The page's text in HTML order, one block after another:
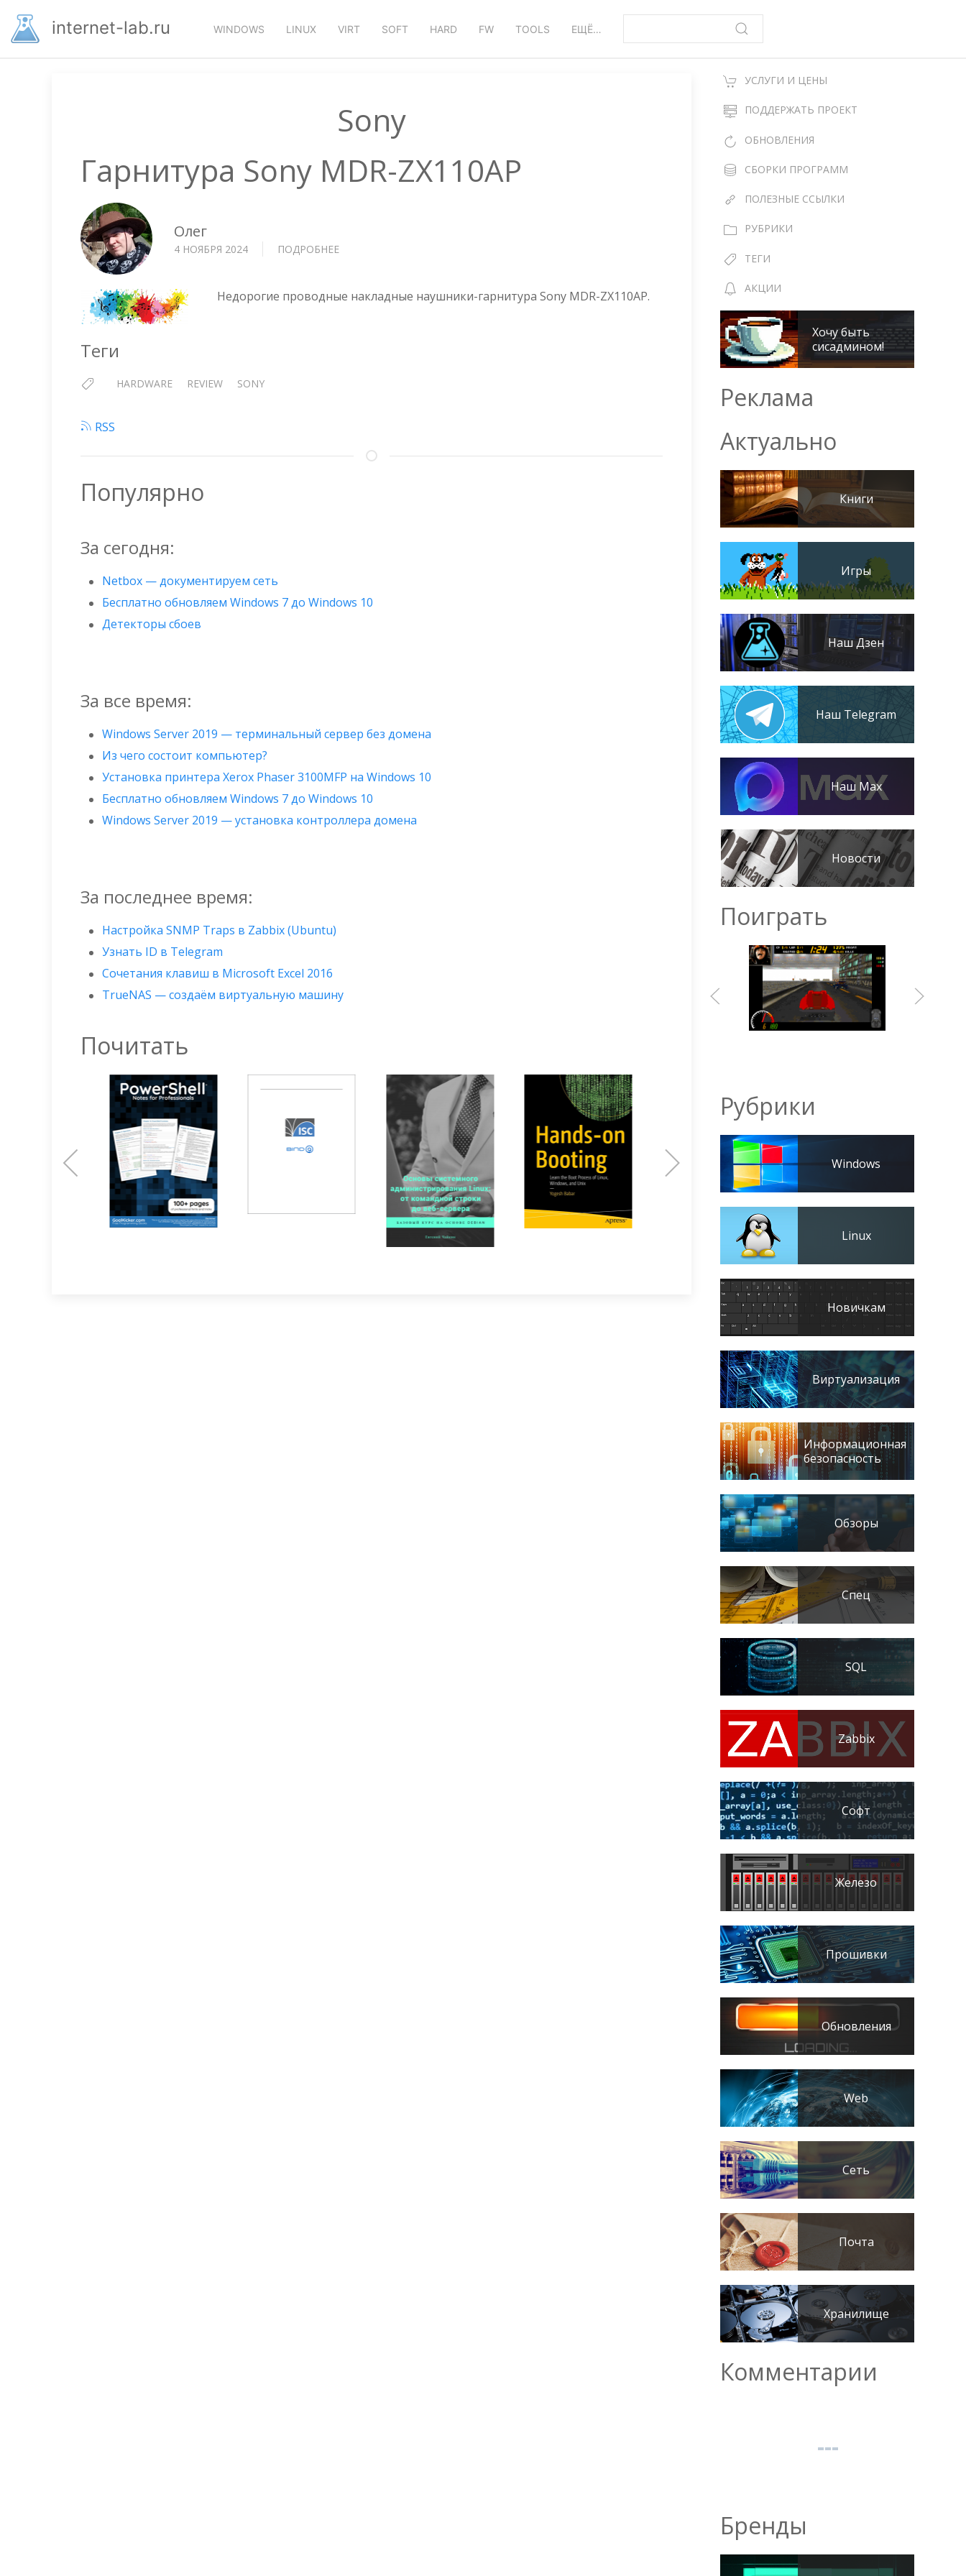
основномуinternet-lab.ru WINDOWS LINUX VIRT SOFT HARD FW TOOLS ЕЩЁ…
Sony
Гарнитура Sony MDR-ZX110AP
Олег
4 НОЯБРЯ 2024 ПОДРОБНЕЕ
MDR-
Недорогие проводные накладные наушники-гарнитура Sony MDR-ZX110AP.
Теги
HARDWARE REVIEW SONY
RSS
Популярно
За сегодня:
Netbox — документируем сеть
Бесплатно обновляем Windows 7 до Windows 10
Детекторы сбоев
За все время:
Windows Server 2019 — терминальный сервер без домена
Из чего состоит компьютер?
Установка принтера Xerox Phaser 3100MFP на Windows 10
Бесплатно обновляем Windows 7 до Windows 10
Windows Server 2019 — установка контроллера домена
За последнее время:
Настройка SNMP Traps в Zabbix (Ubuntu)
Узнать ID в Telegram
Сочетания клавиш в Microsoft Excel 2016
TrueNAS — создаём виртуальную машину
Почитать
УСЛУГИ И ЦЕНЫ
ПОДДЕРЖАТЬ ПРОЕКТ
ОБНОВЛЕНИЯ
СБОРКИ ПРОГРАММ
ПОЛЕЗНЫЕ ССЫЛКИ
РУБРИКИ
ТЕГИ
АКЦИИ
Хочу быть
сисадмином!
Реклама
Актуально
Книги
Игры
Наш Дзен
Наш Telegram
Наш Max
Новости
Поиграть
Рубрики
Windows
Linux
Новичкам
Виртуализация
Информационная
безопасность
Обзоры
Спец
SQL
Zabbix
Софт
Железо
Прошивки
Обновления
Web
Сеть
Почта
Хранилище
Комментарии
Бренды